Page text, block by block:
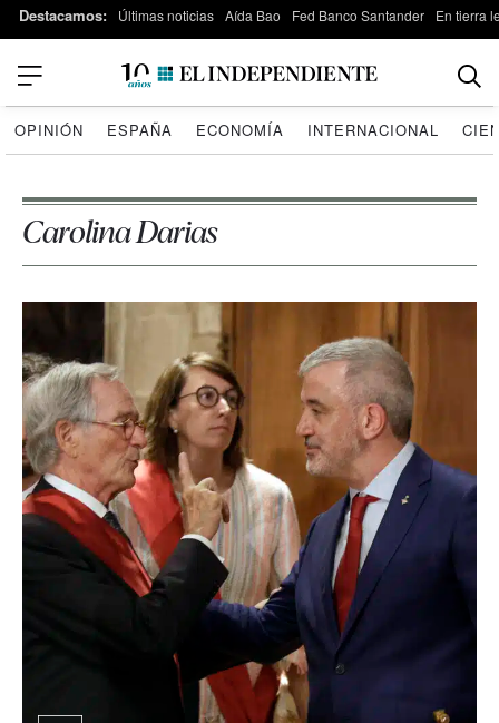
Destacamos: Últimas noticias Aída Bao Fed Banco Santander En tierra
OPINIÓN ESPAÑA ECONOMÍA INTERNACIONAL
Carolina Darias